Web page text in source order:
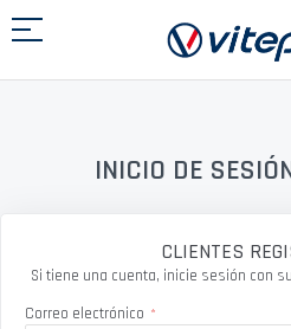
al
INICIO DE
CLIENTES
Si tiene una cuenta, inicie sesión con
Correo electrónico